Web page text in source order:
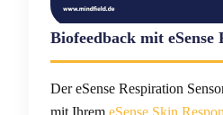
Biofeedback mit eSense
Der eSense Respiration
mit Ihrem eSense Skin